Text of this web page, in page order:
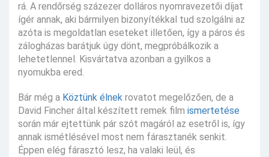
rá. A rendőrség százezer dolláros nyomravezetői díjat
ígér annak, aki bármilyen bizonyítékkal tud szolgálni az
azóta is megoldatlan eseteket illetően, így a páros és
zálogházas barátjuk úgy dönt, megpróbálkozik a
lehetetlennel. Kisvártatva azonban a gyilkos a
nyomukba ered.
Bár még a Köztünk élnek rovatot megelőzően, de a
David Fincher által készített remek film ismertetése
során már ejtettünk pár szót magáról az esetről is, így
annak ismétlésével most nem fárasztanék senkit.
Éppen elég fárasztó lesz, ha valaki leül, és